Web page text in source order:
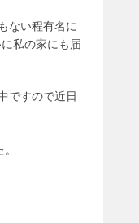
ない程有名に
私の家にも届
ですので近日